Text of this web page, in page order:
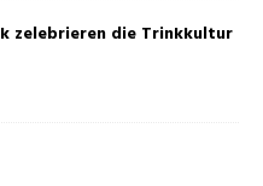
zelebrieren die Trinkkultur